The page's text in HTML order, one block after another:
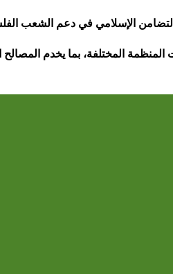
التضامن الإسلامي في دعم الشعب
المختلفة، بما يخدم المصالح